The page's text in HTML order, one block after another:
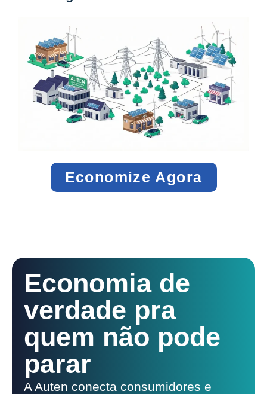
Economize Agora
Economia de
verdade pra
quem não pode
parar
A Auten conecta consumidores e